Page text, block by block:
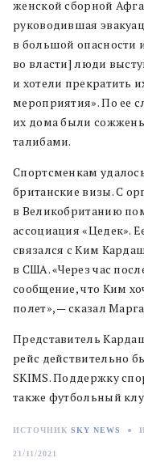
женской сборной
руководившая
в большой опасности
во власти] люди
и хотели прекратить
мероприятия». По ее
их дома были
талибами.
Спортсменкам
британские визы. С
в Великобританию
ассоциация «Цедек».
связался с Ким
в США. «Через час
сообщение, что Ким
полет», — сказал
Представитель
рейс действительно
SKIMS. Поддержку
также футбольный
ИСТОЧНИК SKY NEWS ●
21/11/2021